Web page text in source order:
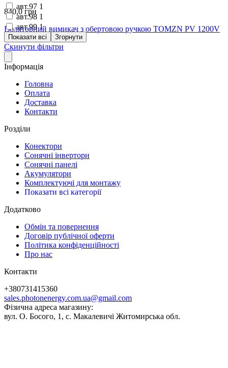
840,0 грн
Ізоляторний вимикач з обертовою ручкою TOMZN PV 1200V
DC 32A
авт.97 1
авт.98 1
авт.991
Показати всі Згорнути
Скинути фільтри
Інформація
Головна
Оплата
Доставка
Контакти
Розділи
Конектори
Сонячні інвертори
Сонячні панелі
Акумулятори
Комплектуючі для монтажу
Показати всі категорії
Додатково
Обмін та повернення
Договір публічної оферти
Політика конфіденційності
Про нас
Контакти
+380731415360
sales.photonenergy.com.ua@gmail.com
Фізична адреса магазину:
вул. О. Босого, 1, с. Макалевичі Житомирська обл.